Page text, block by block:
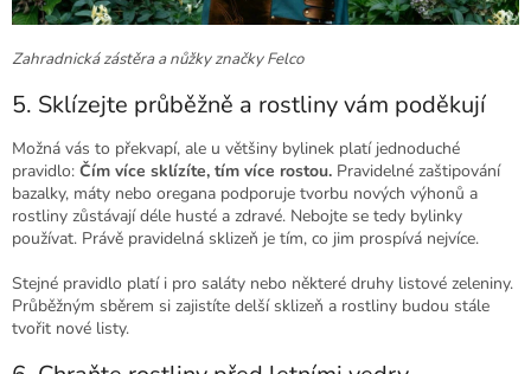
Zahradnická zástěra a nůžky značky Felco
5. Sklízejte průběžně a rostliny vám poděkují
Možná vás to překvapí, ale u většiny bylinek platí jednoduché
pravidlo: Čím více sklízíte, tím více rostou. Pravidelné zaštipování
bazalky, máty nebo oregana podporuje tvorbu nových výhonů a
rostliny zůstávají déle husté a zdravé. Nebojte se tedy bylinky
používat. Právě pravidelná sklizeň je tím, co jim prospívá nejvíce.
Stejné pravidlo platí i pro saláty nebo některé druhy listové zeleniny.
Průběžným sběrem si zajistíte delší sklizeň a rostliny budou stále
tvořit nové listy.